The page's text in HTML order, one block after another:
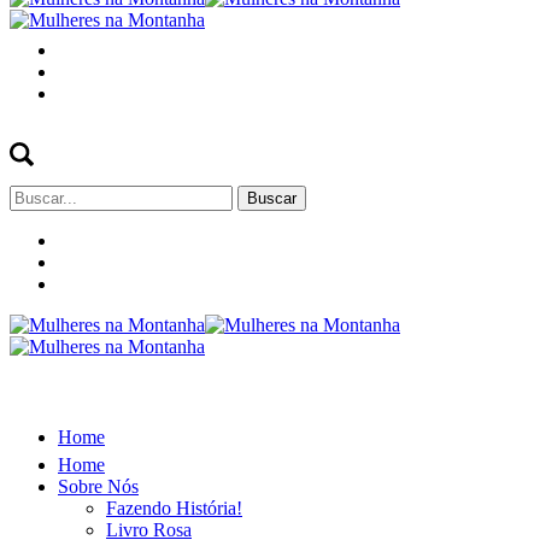
Buscar
por:
Home
Home
Sobre Nós
Fazendo História!
Livro Rosa